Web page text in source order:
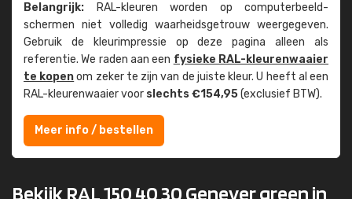
Belangrijk: RAL-kleuren worden op computer­beeld­
schermen niet volledig waarheids­­getrouw weer­gegeven.
Gebruik de kleur­impressie op deze pagina alleen als
referentie. We raden aan een fysieke RAL-kleuren­waaier
te kopenom zeker te zijn van de juiste kleur. U heeft al een
RAL-kleuren­waaier voor slechts €154,95(exclusief BTW).
Meer info / bestellen
Bekijk RAL 150 40 30 Genever green in